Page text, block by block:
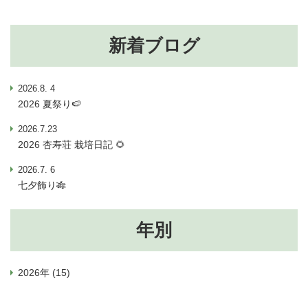
新着ブログ
2026.8. 4
2026 夏祭り🍉
2026.7.23
2026 杏寿荘 栽培日記 🌻
2026.7. 6
七夕飾り🎋
年別
2026年 (15)